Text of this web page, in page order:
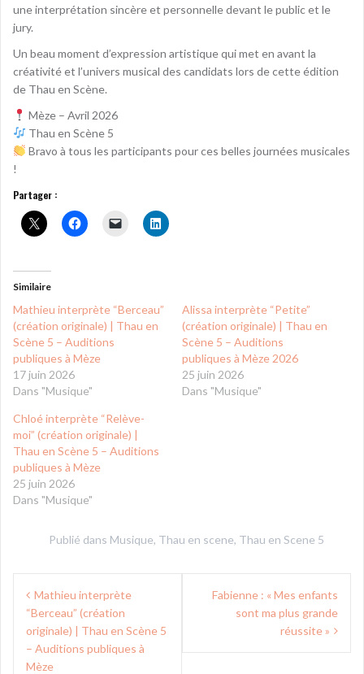
une interprétation sincère et personnelle devant le public et le
jury.
Un beau moment d’expression artistique qui met en avant la
créativité et l’univers musical des candidats lors de cette édition
de Thau en Scène.
Mèze – Avril 2026
Thau en Scène 5
Bravo à tous les participants pour ces belles journées musicales
!
Partager :
Similaire
Mathieu interprète “Berceau”
(création originale) | Thau en
Scène 5 – Auditions
publiques à Mèze
17 juin 2026
Dans "Musique"
Alissa interprète “Petite”
(création originale) | Thau en
Scène 5 – Auditions
publiques à Mèze 2026
25 juin 2026
Dans "Musique"
Chloé interprète “Relève-
moi” (création originale) |
Thau en Scène 5 – Auditions
publiques à Mèze
25 juin 2026
Dans "Musique"
Publié dans Musique, Thau en scene, Thau en Scene 5
Navigation
de
l’article
Mathieu interprète
“Berceau” (création
originale) | Thau en Scène 5
– Auditions publiques à
Mèze
Fabienne : « Mes enfants
sont ma plus grande
réussite »